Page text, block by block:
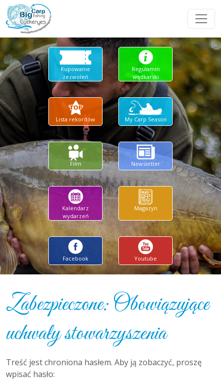
Kupowanie
zezwoleń
Regulamin
wędkarski
Lista rekordów My Carp Season
Film Newsletter
Kalendarz
wydarzeń
Magazyn
Facebook Youtube
Zabezpieczone: Obowiązujące
uchwały stowarzyszenia
Treść jest chroniona hasłem. Aby ją zobaczyć, proszę
wpisać hasło: